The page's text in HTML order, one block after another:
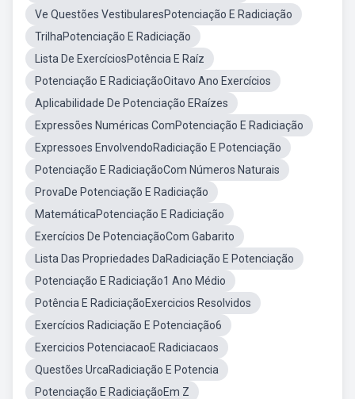
Ve Questões VestibularesPotenciação E Radiciação
TrilhaPotenciação E Radiciação
Lista De ExercíciosPotência E Raíz
Potenciação E RadiciaçãoOitavo Ano Exercícios
Aplicabilidade De Potenciação ERaízes
Expressões Numéricas ComPotenciação E Radiciação
Expressoes EnvolvendoRadiciação E Potenciação
Potenciação E RadiciaçãoCom Números Naturais
ProvaDe Potenciação E Radiciação
MatemáticaPotenciação E Radiciação
Exercícios De PotenciaçãoCom Gabarito
Lista Das Propriedades DaRadiciação E Potenciação
Potenciação E Radiciação1 Ano Médio
Potência E RadiciaçãoExercicios Resolvidos
Exercícios Radiciação E Potenciação6
Exercicios PotenciacaoE Radiciacaos
Questões UrcaRadiciação E Potencia
Potenciação E RadiciaçãoEm Z